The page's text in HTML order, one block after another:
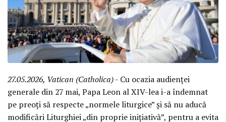
27.05.2026, Vatican (Catholica)- Cu ocazia audienței
generale din 27 mai, Papa Leon al XIV-lea i-a îndemnat
pe preoți să respecte „normele liturgice” și să nu aducă
modificări Liturghiei „din proprie inițiativă”, pentru a evita